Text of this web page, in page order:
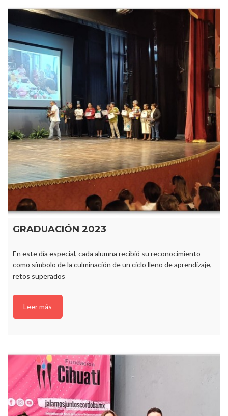
GRADUACIÓN 2023
En este día especial, cada alumna recibió su reconocimiento
como símbolo de la culminación de un ciclo lleno de aprendizaje,
retos superados
Leer más